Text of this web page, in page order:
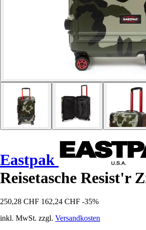
Eastpak
Reisetasche Resist'r
250,28 CHF 162,24 CHF -35%
inkl. MwSt. zzgl. Versandkosten